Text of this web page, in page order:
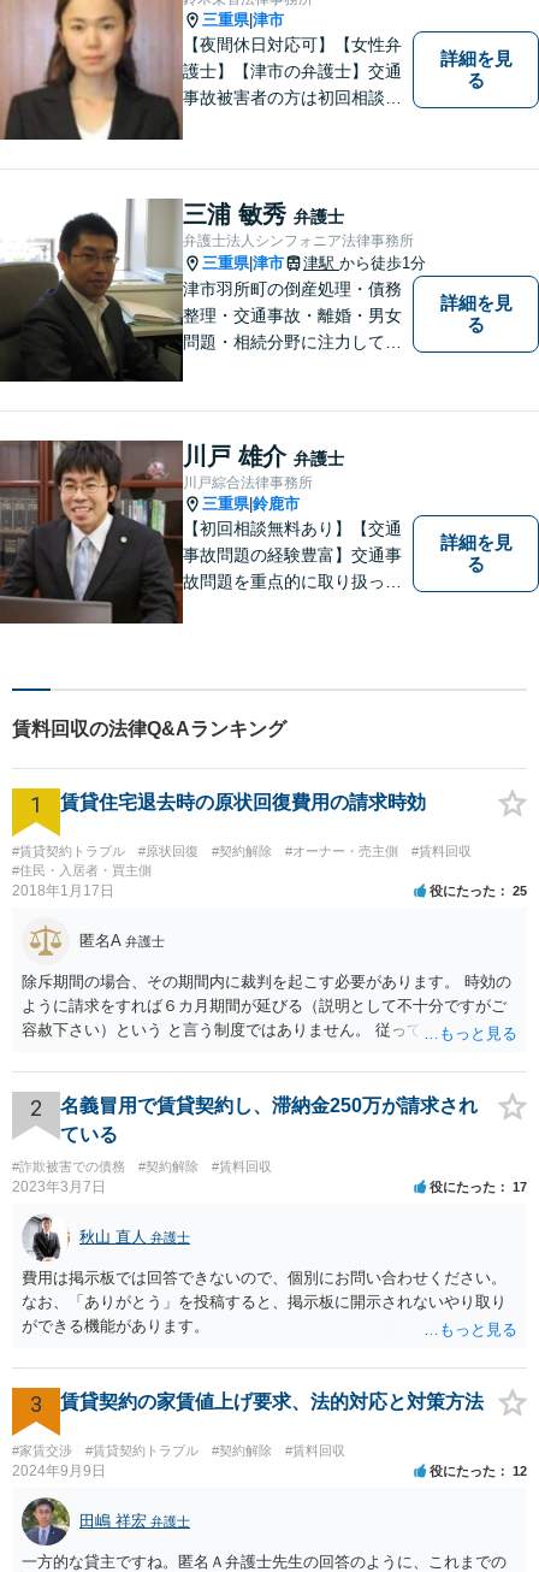
三重県|津市
【夜間休日対応可】【女性弁
護士】【津市の弁護士】交通
事故被害者の方は初回相談無
詳細を見
る
三浦 敏秀 弁護士
弁護士法人シンフォニア法律事務所
三重県|津市 津駅 から徒歩1分
津市羽所町の倒産処理・債務
整理・交通事故・離婚・男女
問題・相続分野に注力してい
相談は初回無料】【夜間予約
可能】
詳細を見
る
川戸 雄介 弁護士
川戸綜合法律事務所
三重県|鈴鹿市
【初回相談無料あり】【交通
事故問題の経験豊富】交通事
故問題を重点的に取り扱って
いても、あなたの身近な相談
ます。
詳細を見
る
賃料回収の法律Q&Aランキング
1 賃貸住宅退去時の原状回復費用の請求時効
#賃貸契約トラブル #原状回復 #契約解除 #オーナー・売主側
#賃料回収
#住民・入居者・買主側
2018年1月17日 役にたった 25
匿名A 弁護士
除斥期間の場合、その期間内に裁判を起こす必要があります。 時効の
ように請求をすれば６カ月期間が延びる（説明として不十分ですがご
容赦下さい）という と言う制度ではありません。 従って、理論上は１
2
名義冒用で賃貸契約し、滞納金250万が請求され
ている
#詐欺被害での債務 #契約解除 #賃料回収
2023年3月7日 役にたった 17
秋山 直人 弁護士
費用は掲示板では回答できないので、個別にお問い合わせください。
なお、「ありがとう」を投稿すると、掲示板に開示されないやり取り
ができる機能があります。
3 賃貸契約の家賃値上げ要求、法的対応と対策方法
#家賃交渉 #賃貸契約トラブル #契約解除 #賃料回収
2024年9月9日 役にたった 12
田嶋 祥宏 弁護士
一方的な貸主ですね。匿名Ａ弁護士先生の回答のように、これまでの